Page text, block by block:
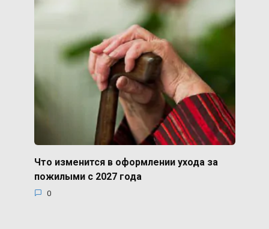
Что изменится в оформлении ухода за
пожилыми с 2027 года
0